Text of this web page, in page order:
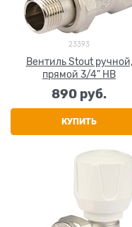
23393
Вентиль Stout ручной,
прямой 3/4" НВ
890 руб.
КУПИТЬ